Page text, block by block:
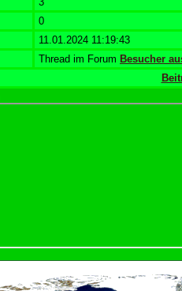
0
11.01.2024 11:19:43
Thread im Forum Besucher